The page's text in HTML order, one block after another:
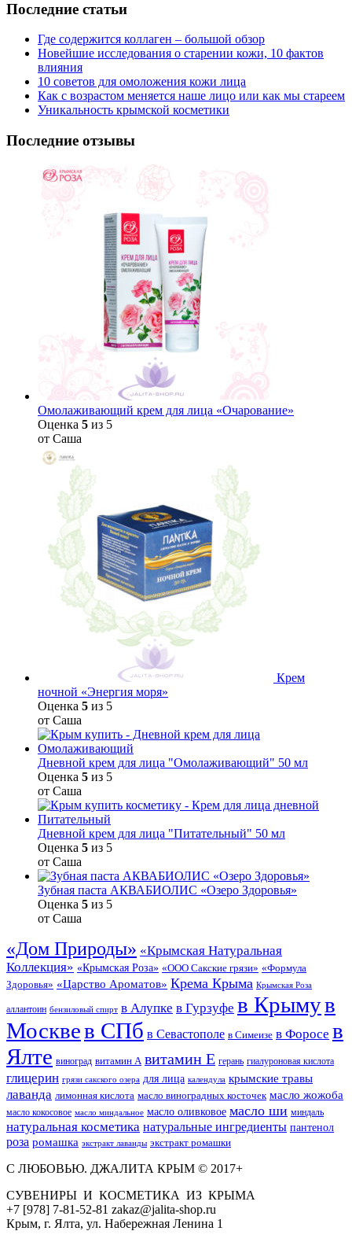
Последние статьи
Где содержится коллаген – большой обзор
Новейшие исследования о старении кожи, 10 фактов
влияния
10 советов для омоложения кожи лица
Как с возрастом меняется наше лицо или как мы стареем
Уникальность крымской косметики
Последние отзывы
Омолаживающий крем для лица «Очарование»
Оценка 5 из 5
от Саша
Крем
ночной «Энергия моря»
Оценка 5 из 5
от Саша
Дневной крем для лица "Омолаживающий" 50 мл
Оценка 5 из 5
от Саша
Дневной крем для лица "Питательный" 50 мл
Оценка 5 из 5
от Саша
Зубная паста АКВАБИОЛИС «Озеро Здоровья»
Оценка 5 из 5
от Саша
«Дом Природы» «Крымская Натуральная
Коллекция» «Крымская Роза» «ООО Сакские грязи» «Формула
Здоровья» «Царство Ароматов» Крема Крыма Крымская Роза
аллантоин бензиловый спирт в Алупке в Гурзуфе в Крымув
Москвев СПб в Севастополе в Симеизе в Форосе в
Ялте виноград витамин А витамин Е герань гиалуроновая кислота
глицерин грязи сакского озера для лица календула крымские травы
лаванда лимонная кислота масло виноградных косточек масло жожоба
масло кокосовое масло миндальное масло оливковое масло ши миндаль
натуральная косметика натуральные ингредиенты пантенол
роза ромашка экстракт лаванды экстракт ромашки
С ЛЮБОВЬЮ. ДЖАЛИТА КРЫМ © 2017+
СУВЕНИРЫ И КОСМЕТИКА ИЗ КРЫМА
+7 [978] 7-81-52-81 zakaz@jalita-shop.ru
Крым, г. Ялта, ул. Набережная Ленина 1